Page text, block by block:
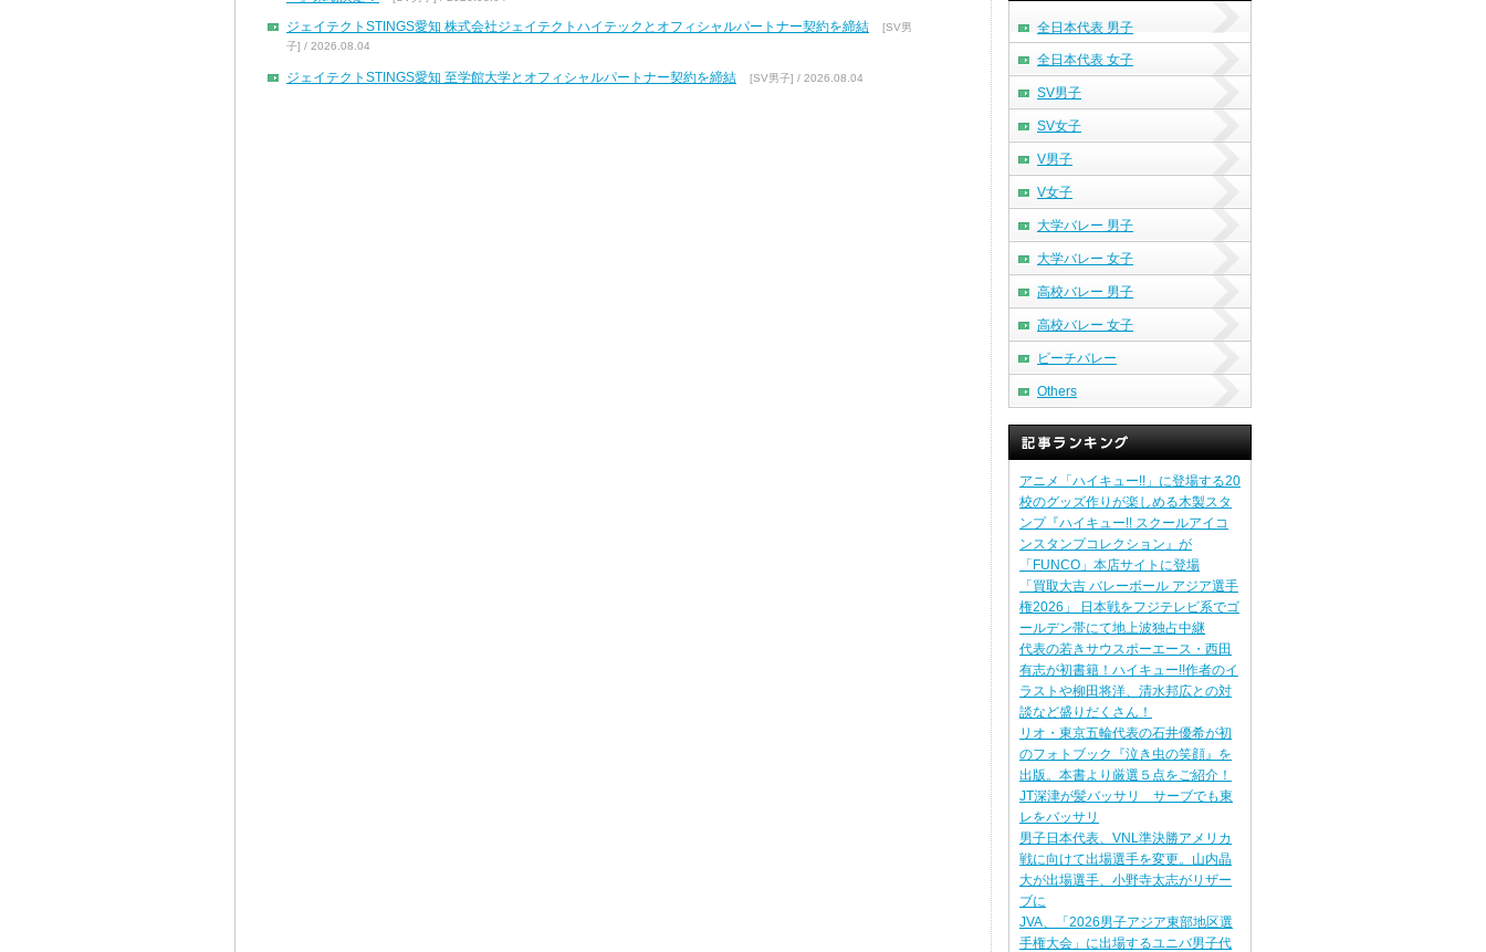
ジェイテクトSTINGS愛知 株式会社ジェイテクトハイテックとオフィシャルパートナー契約を締結 [SV男
子] / 2026.08.04
ジェイテクトSTINGS愛知 至学館大学とオフィシャルパートナー契約を締結
[SV男子] / 2026.08.04
全日本代表 男子
全日本代表 女子
SV男子
SV女子
V男子
V女子
大学バレー 男子
大学バレー 女子
高校バレー 男子
高校バレー 女子
ビーチバレー
Others
アニメ「ハイキュー!!」に登場する20
校のグッズ作りが楽しめる木製スタ
ンプ『ハイキュー!! スクールアイコ
ンスタンプコレクション』が
「FUNCO」本店サイトに登場
「買取大吉 バレーボール アジア選手
権2026」 日本戦をフジテレビ系でゴ
ールデン帯にて地上波独占中継
代表の若きサウスポーエース・西田
有志が初書籍！ハイキュー!!作者のイ
ラストや柳田将洋、清水邦広との対
談など盛りだくさん！
リオ・東京五輪代表の石井優希が初
のフォトブック『泣き虫の笑顔』を
出版。本書より厳選５点をご紹介！
JT深津が髪バッサリ サーブでも東
レをバッサリ
男子日本代表、VNL準決勝アメリカ
戦に向けて出場選手を変更。山内晶
大が出場選手、小野寺太志がリザー
ブに
JVA、「2026男子アジア東部地区選
手権大会」に出場するユニバ男子代